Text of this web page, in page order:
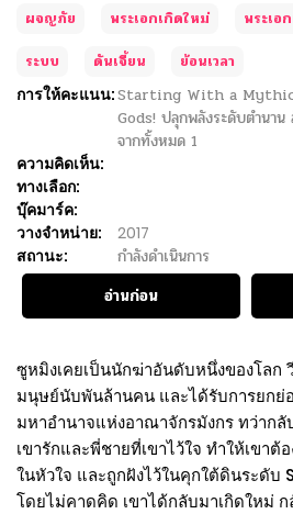
ผจญภัย
พระเอกเกิดใหม่ พระเอ
ระบบ
ดันเจี้ยน
ย้อนเวลา
การให้คะแนน:Starting With a
Gods! ปลุกพลังระดับตำนาน
จากทั้งหมด 1
ความคิดเห็น:
ทางเลือก:
บุ๊คมาร์ค:
วางจำหน่าย:
2017
สถานะ:
กำลังดำเนินการ
อ่านก่อน
ซูหมิงเคยเป็นนักฆ่าอันดับหนึ่งของโลก
มนุษย์นับพันล้านคน และได้รับการยกย่
มหาอำนาจแห่งอาณาจักรมังกร ทว่าก
เขารักและพี่ชายที่เขาไว้ใจ ทำให้เขาต้
ในหัวใจ และถูกฝังไว้ในคุกใต้ดินระดับ
โดยไม่คาดคิด เขาได้กลับมาเกิดใหม่